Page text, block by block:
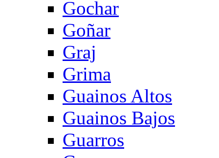
Gochar
Goñar
Graj
Grima
Guainos Altos
Guainos Bajos
Guarros